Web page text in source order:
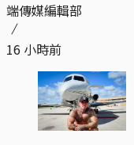
端傳媒編輯部
16 小時前